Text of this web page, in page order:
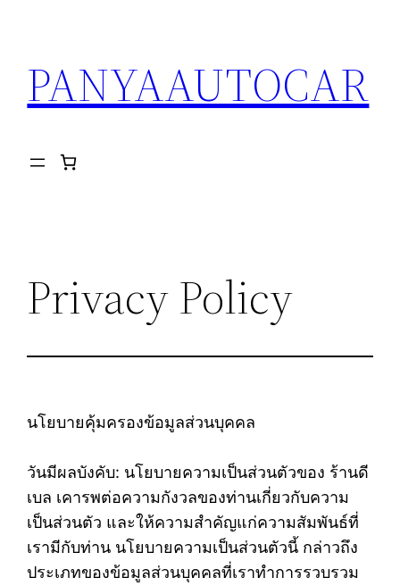
เนื้อหาPANYAAUTOCAR
Privacy Policy
นโยบายคุ้มครองข้อมูลส่วนบุคคล
วันมีผลบังคับ: นโยบายความเป็นส่วนตัวของ ร้านดี
เบล เคารพต่อความกังวลของท่านเกี่ยวกับความ
เป็นส่วนตัว และให้ความสำคัญแก่ความสัมพันธ์ที่
เรามีกับท่าน นโยบายความเป็นส่วนตัวนี้ กล่าวถึง
ประเภทของข้อมูลส่วนบุคคลที่เราทำการรวบรวม